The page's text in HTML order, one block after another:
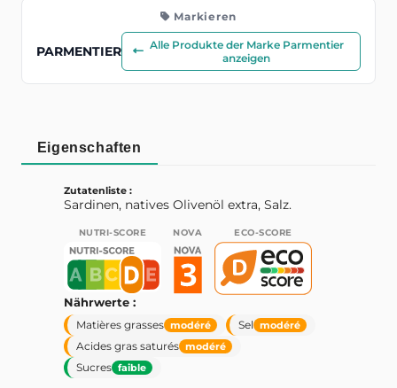
Markieren
PARMENTIER
Alle Produkte der Marke Parmentier
anzeigen
Eigenschaften
Zutatenliste :
Sardinen, natives Olivenöl extra, Salz.
NUTRI-SCORE NOVA ECO-SCORE
Nährwerte :
Matières grasses modéré Sel modéré
Acides gras saturés modéré
Sucres faible